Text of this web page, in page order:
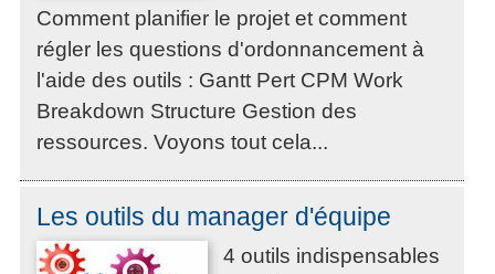
Comment planifier le projet et comment
régler les questions d'ordonnancement à
l'aide des outils : Gantt Pert CPM Work
Breakdown Structure Gestion des
ressources. Voyons tout cela...
Les outils du manager d'équipe
4 outils indispensables